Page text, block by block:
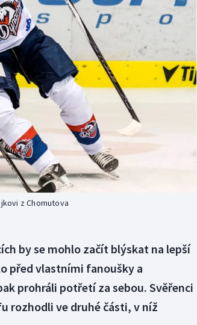
Moderní pětiboj
Motorsport
Olympijské hry
Parasport
Plavání
Plážový volejbal
Triatlon
Veslování
Vodní slalom
Volejbal
Ostatní
z Chomutova
by se mohlo začít blýskat na lepší
před vlastními fanoušky a
prohráli potřetí za sebou. Svěřenci
rozhodli ve druhé části, v níž